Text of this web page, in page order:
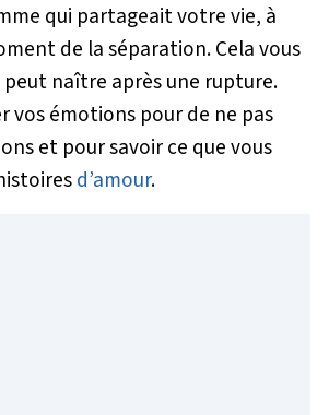
qui partageait votre vie, à
de la séparation. Cela vous
peut naître après une rupture.
vos émotions pour de ne pas
et pour savoir ce que vous
d’amour.